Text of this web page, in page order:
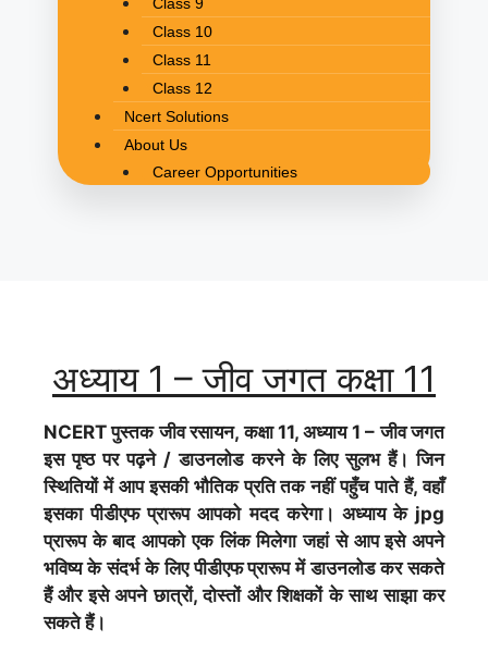
Class 10
Class 11
Class 12
Ncert Solutions
About Us
Career Opportunities
अध्याय 1 – जीव जगत कक्षा 11
NCERT पुस्तक जीव रसायन, कक्षा 11, अध्याय 1 – जीव जगत
इस पृष्ठ पर पढ़ने / डाउनलोड करने के लिए सुलभ हैं। जिन
स्थितियों में आप इसकी भौतिक प्रति तक नहीं पहुँच पाते हैं, वहाँ
इसका पीडीएफ प्रारूप आपको मदद करेगा। अध्याय के jpg
प्रारूप के बाद आपको एक लिंक मिलेगा जहां से आप इसे अपने
भविष्य के संदर्भ के लिए पीडीएफ प्रारूप में डाउनलोड कर सकते
हैं और इसे अपने छात्रों, दोस्तों और शिक्षकों के साथ साझा कर
सकते हैं।